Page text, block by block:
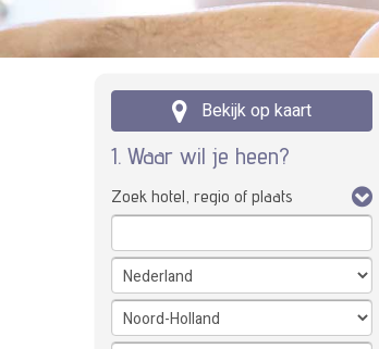
Bekijk op kaart
1. Waar wil je heen?
Zoek hotel, regio of plaats